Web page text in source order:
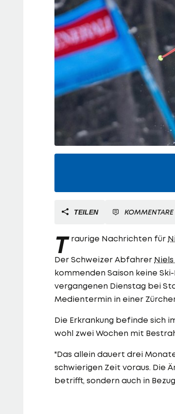
TEILEN KOMMENTARE
T raurige Nachrichten für
Der Schweizer Abfahrer
kommenden Saison keine
vergangenen Dienstag bei
Medientermin in einer
Die Erkrankung befinde sich
wohl zwei Wochen mit
"Das allein dauert drei
schwierigen Zeit voraus. Die
betrifft, sondern auch in